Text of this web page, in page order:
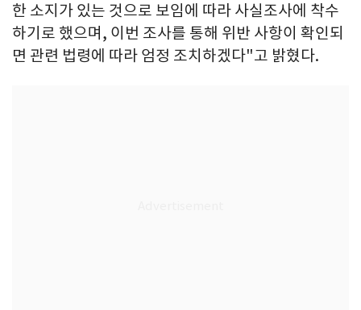
한 소지가 있는 것으로 보임에 따라 사실조사에 착수
하기로 했으며, 이번 조사를 통해 위반 사항이 확인되
면 관련 법령에 따라 엄정 조치하겠다"고 밝혔다.